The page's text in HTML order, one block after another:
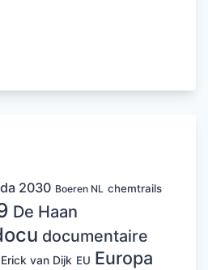
2030 Boeren NL chemtrails
De Haan
documentaire
Erick van Dijk EU Europa